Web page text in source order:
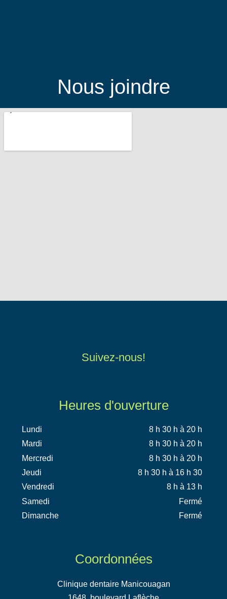
Nous joindre
Suivez-nous!
Heures d'ouverture
Lundi
Mardi
Mercredi
Jeudi
Vendredi
Samedi
Dimanche
8 h 30 h à 20 h
8 h 30 h à 20 h
8 h 30 h à 20 h
8 h 30 h à 16 h 30
8 h à 13 h
Fermé
Fermé
Coordonnées
Clinique dentaire Manicouagan